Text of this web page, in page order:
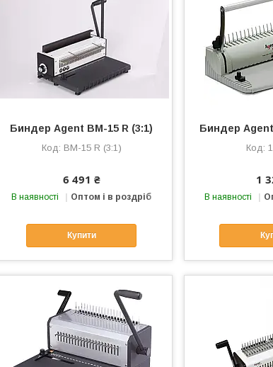
Биндер Agent BM-15 R (3:1)
BM-15 R (3:1)
6 491 ₴
В наявності Оптом і в роздріб
Купити
Биндер Agent
1
В наявності